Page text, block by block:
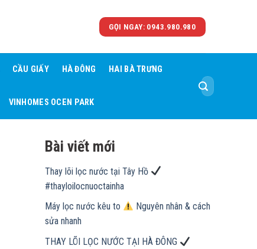
GỌI NGAY: 0943.980.980
CẦU GIẤY HÀ ĐÔNG HAI BÀ TRƯNG
VINHOMES OCEN PARK
Tìm
kiếm:
Bài viết mới
Thay lõi lọc nước tại Tây Hồ
#thayloilocnuoctainha
Máy lọc nước kêu to
Nguyên nhân & cách
sửa nhanh
THAY LÕI LỌC NƯỚC TẠI HÀ ĐÔNG